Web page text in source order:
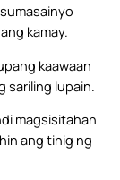
kamay.
kaawaan
sariling lupain.
magsisitahan
ang tinig ng